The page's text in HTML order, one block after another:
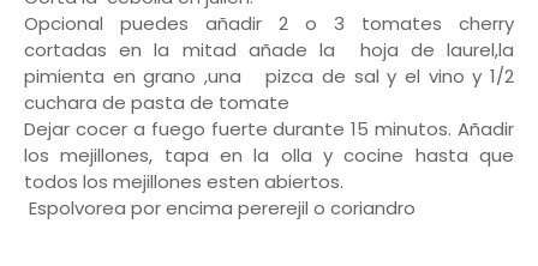
Opcional puedes añadir 2 o 3 tomates cherry
cortadas en la mitad añade la hoja de laurel,la
pimienta en grano ,una pizca de sal y el vino y 1/2
cuchara de pasta de tomate
Dejar cocer a fuego fuerte durante 15 minutos. Añadir
los mejillones, tapa en la olla y cocine hasta que
todos los mejillones esten abiertos.
Espolvorea por encima pererejil o coriandro